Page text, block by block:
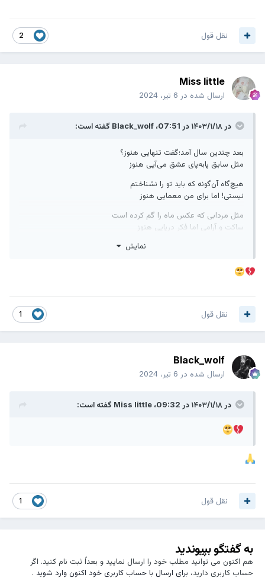
2 نقل قول
Miss little
ارسال شده در 6 تیر، 2024
در ۱۴۰۳/۱/۱۸ در 07:51، Black_wolfگفته است:
بعد چندین سال آمد؛گفت تنهایی هنوز؟
مثل سابق پابه‌پای عشق می‌آیی هنوز
هیچ‌گاه آن‌گونه که باید تو را نشناختم
نیستی! اما برای من معمایی هنوز
مثل مردابی که عکس ماه را گم کرده است
ساکت و آرامی اما فکر دریایی هنوز
غم مخور امروز اگر دنیا به کام ما نبود
از لب شیرین تو دشنام چندان تلخ نیست
نمایش
نقل قول
Black_wolf
ارسال شده در 6 تیر، 2024
در ۱۴۰۳/۱/۱۸ در 09:32، Miss littleگفته است:
نقل قول
به گفتگو بپیوندید
هم اکنون می توانید مطلب خود را ارسال نمایید و بعداً ثبت نام کنید. اگر
حساب کاربری دارید، برای ارسال با حساب کاربری خود اکنون وارد شوید.